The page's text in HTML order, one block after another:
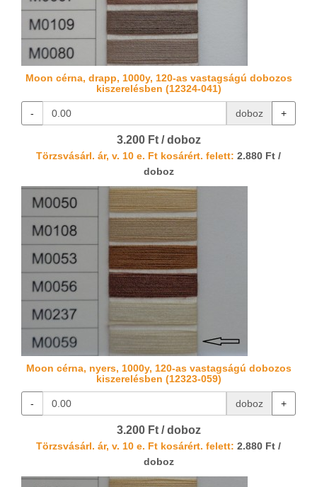
Moon cérna, drapp, 1000y, 120-as vastagságú dobozos
kiszerelésben (12324-041)
- doboz +
3.200 Ft / doboz
Törzsvásárl. ár, v. 10 e. Ft kosárért. felett: 2.880 Ft /
doboz
Moon cérna, nyers, 1000y, 120-as vastagságú dobozos
kiszerelésben (12323-059)
- doboz +
3.200 Ft / doboz
Törzsvásárl. ár, v. 10 e. Ft kosárért. felett: 2.880 Ft /
doboz